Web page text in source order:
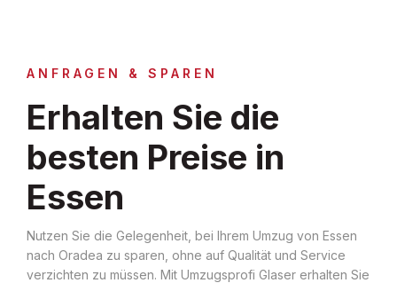
ANFRAGEN & SPAREN
Erhalten Sie die
besten Preise in
Essen
Nutzen Sie die Gelegenheit, bei Ihrem Umzug von Essen
nach Oradea zu sparen, ohne auf Qualität und Service
verzichten zu müssen. Mit Umzugsprofi Glaser erhalten Sie